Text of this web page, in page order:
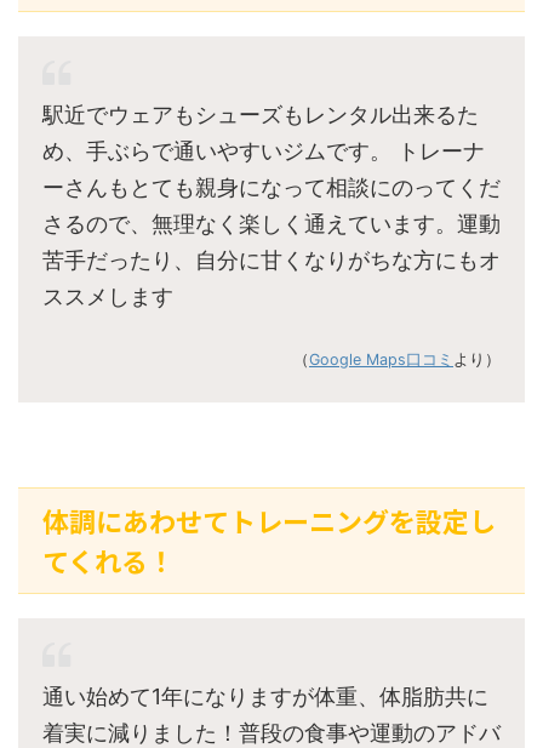
駅近でウェアもシューズもレンタル出来るた
め、手ぶらで通いやすいジムです。 トレーナ
ーさんもとても親身になって相談にのってくだ
さるので、無理なく楽しく通えています。運動
苦手だったり、自分に甘くなりがちな方にもオ
ススメします
（Google Maps口コミ より）
体調にあわせてトレーニングを設定し
てくれる！
通い始めて1年になりますが体重、体脂肪共に
着実に減りました！普段の食事や運動のアドバ